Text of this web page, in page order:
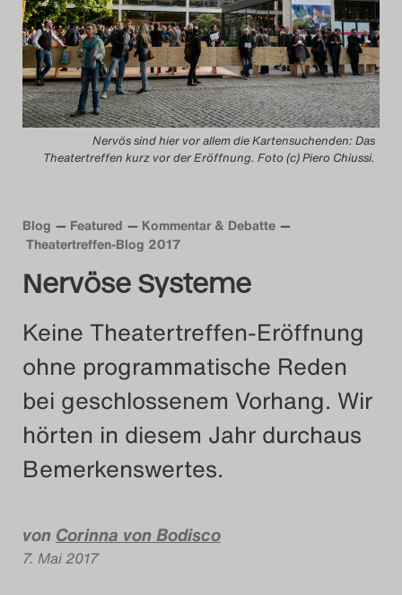
Das Theatertreffen-Blog
2014
Das Theatertreffen-Blog
2015
2016
Das Theatertreffen-Blog
Das Theatertreffen-Blog
2018
Das Theatertreffen-Blog
2018 Alumni
2019
Nervös sind hier vor allem die Kartensuchenden: Das
Theatertreffen kurz vor der Eröffnung. Foto (c) Piero Chiussi.
Blog Featured
Kommentar & Debatte
Theatertreffen-Blog 2017
Nervöse Systeme
Keine Theatertreffen-Eröffnung
ohne programmatische Reden
bei geschlossenem Vorhang. Wir
hörten in diesem Jahr durchaus
Bemerkenswertes.
von Corinna von Bodisco
7. Mai 2017